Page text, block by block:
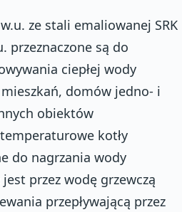
ze stali emaliowanej SRK
przeznaczone są do
ciepłej wody
domów jedno- i
obiektów
kotły
do nagrzania wody
przez wodę grzewczą
przepływającą przez